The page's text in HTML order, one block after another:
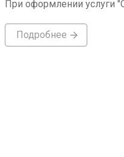
При оформлении услуги
Подробнее